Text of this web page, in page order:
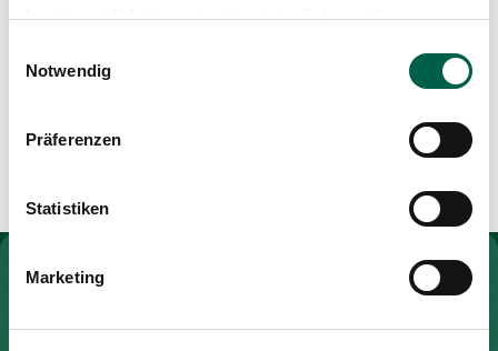
bereitgestellt haben oder die sie im Rahmen Ihrer
Notwendig
Präferenzen
Statistiken
Marketing
Angebot: Wochenbettbetreuung, private